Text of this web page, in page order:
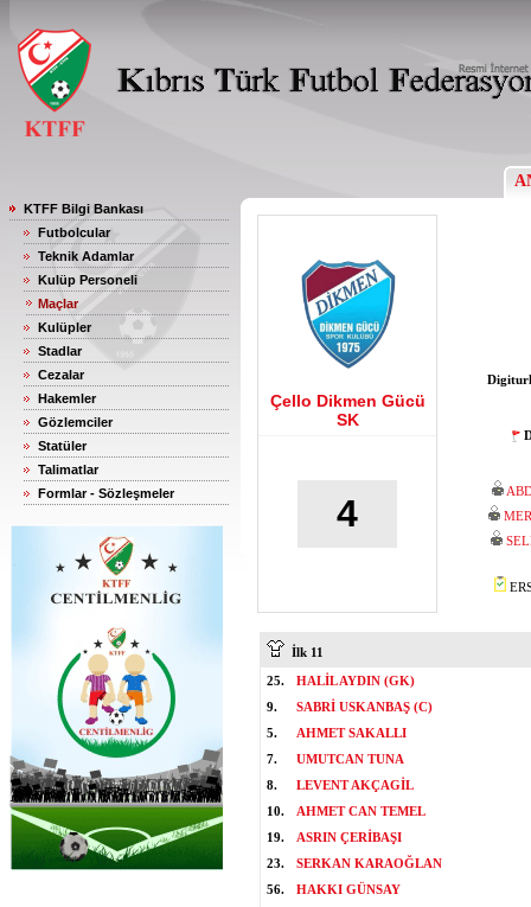
KTFF Bilgi Bankası
Futbolcular
Teknik Adamlar
Kulüp Personeli
Maçlar
Kulüpler
Stadlar
Cezalar
Hakemler
Gözlemciler
Statüler
Talimatlar
Formlar - Sözleşmeler
Çello Dikmen Gücü
SK
4
İlk 11
25.
HALİL AYDIN (GK)
9.
SABRİ USKANBAŞ (C)
5.
AHMET SAKALLI
7.
UMUTCAN TUNA
8.
LEVENT AKÇAGİL
10.
AHMET CAN TEMEL
19.
ASRIN ÇERİBAŞI
23.
SERKAN KARAOĞLAN
56.
HAKKI GÜNSAY